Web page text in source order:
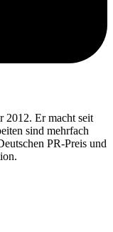
2012. Er macht seit
sind mehrfach
PR-Preis und